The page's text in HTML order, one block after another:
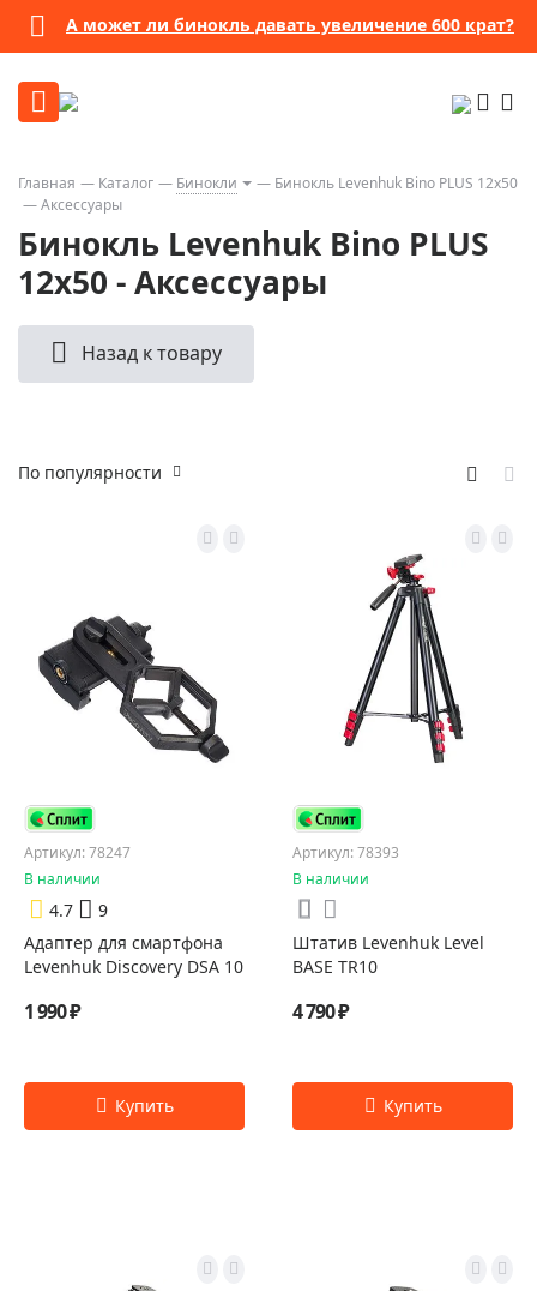
А может ли бинокль давать увеличение 600 крат?
Главная Каталог Бинокли
Бинокль Levenhuk Bino PLUS 12x50
Аксессуары
Бинокль Levenhuk Bino PLUS
12x50 - Аксессуары
Назад к товару
По популярности
Артикул: 78247
В наличии
4.7
9
Адаптер для смартфона
Levenhuk Discovery DSA 10
1 990 ₽
Артикул: 78393
В наличии
Штатив Levenhuk Level
BASE TR10
4 790 ₽